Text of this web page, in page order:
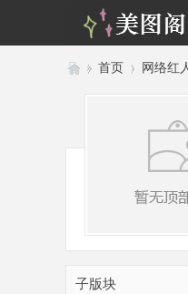
阁
» 首页 › 网络红
子版块